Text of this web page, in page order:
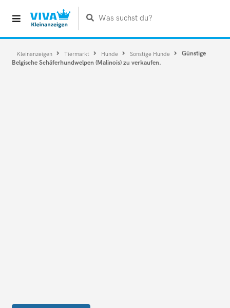
Was suchst du?
Kleinanzeigen Tiermarkt Hunde Sonstige Hunde
Günstige
Belgische Schäferhundwelpen (Malinois) zu verkaufen.